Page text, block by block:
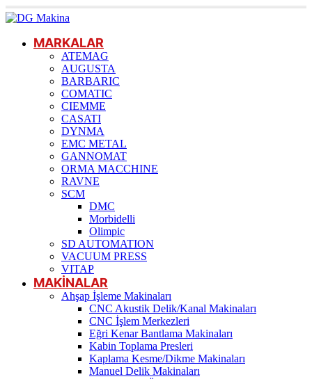
MARKALAR
ATEMAG
AUGUSTA
BARBARIC
COMATIC
CIEMME
CASATI
DYNMA
EMC METAL
GANNOMAT
ORMA MACCHINE
RAVNE
SCM
DMC
Morbidelli
Olimpic
SD AUTOMATION
VACUUM PRESS
VITAP
MAKİNALAR
Ahşap İşleme Makinaları
CNC Akustik Delik/Kanal Makinaları
CNC İşlem Merkezleri
Eğri Kenar Bantlama Makinaları
Kabin Toplama Presleri
Kaplama Kesme/Dikme Makinaları
Manuel Delik Makinaları